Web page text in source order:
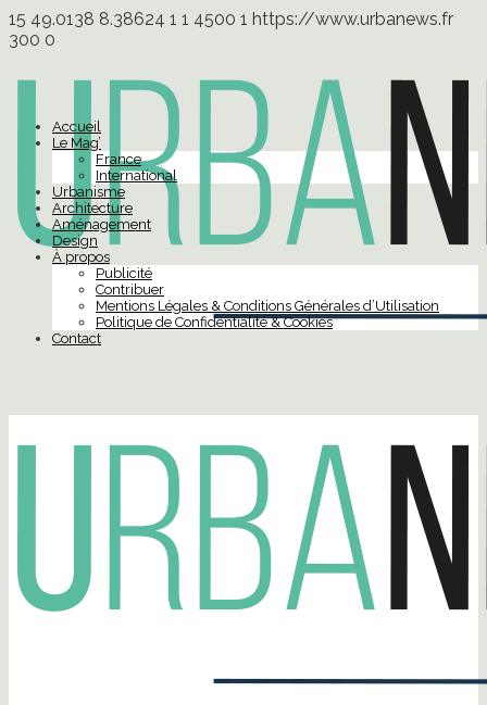
15 49.0138 8.38624 1 1 4500 1 https://www.urbanews.fr
300 0
Accueil
Le Mag’
France
International
Urbanisme
Architecture
Aménagement
Design
À propos
Publicité
Contribuer
Mentions Légales & Conditions Générales d’Utilisation
Politique de Confidentialité & Cookies
Contact